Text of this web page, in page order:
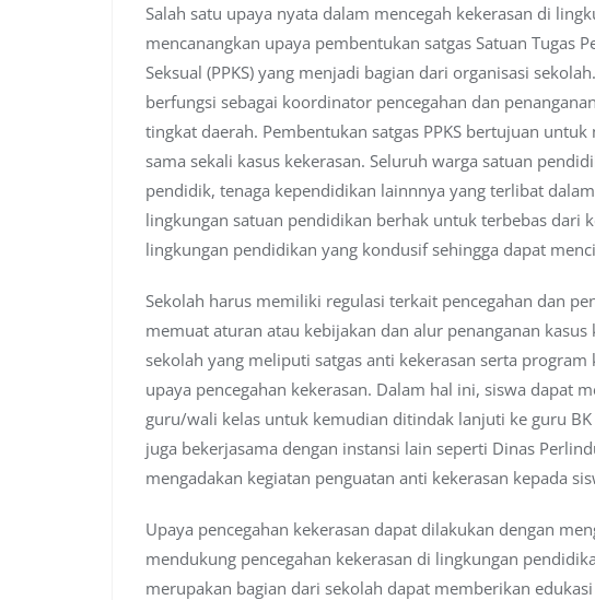
Salah satu upaya nyata dalam mencegah kekerasan di
mencanangkan upaya pembentukan satgas Satuan Tugas
Seksual (PPKS) yang menjadi bagian dari organisasi
berfungsi sebagai koordinator pencegahan dan
tingkat daerah. Pembentukan satgas PPKS bertujuan
sama sekali kasus kekerasan. Seluruh warga satuan
pendidik, tenaga kependidikan lainnnya yang terlibat
lingkungan satuan pendidikan berhak untuk terbebas dari
lingkungan pendidikan yang kondusif sehingga dapat
Sekolah harus memiliki regulasi terkait pencegahan dan
memuat aturan atau kebijakan dan alur penanganan
sekolah yang meliputi satgas anti kekerasan serta
upaya pencegahan kekerasan. Dalam hal ini, siswa dapat
guru/wali kelas untuk kemudian ditindak lanjuti ke guru BK
juga bekerjasama dengan instansi lain seperti Dinas
mengadakan kegiatan penguatan anti kekerasan kepada
Upaya pencegahan kekerasan dapat dilakukan dengan
mendukung pencegahan kekerasan di lingkungan
merupakan bagian dari sekolah dapat memberikan